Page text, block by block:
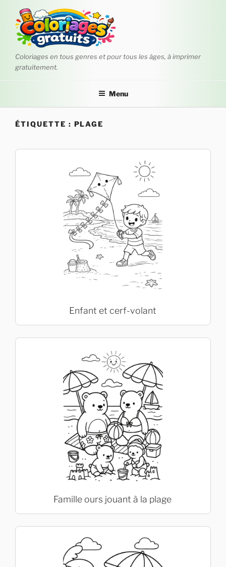
contenu
principal
Coloriages en tous genres et pour tous les âges, à imprimer
gratuitement.
Menu
ÉTIQUETTE : PLAGE
Enfant et cerf-volant
Famille ours jouant à la plage